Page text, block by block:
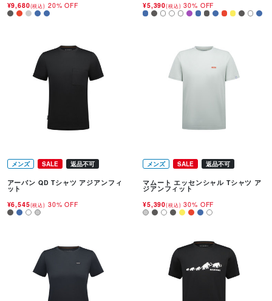
¥9,680(税込) 20% OFF
¥5,390(税込) 30% OFF
メンズ SALE 返品不可
アーバン QD Tシャツ アジアンフィ
ット
¥6,545(税込) 30% OFF
メンズ SALE 返品不可
マムート エッセンシャル Tシャツ ア
ジアンフィット
¥5,390(税込) 30% OFF